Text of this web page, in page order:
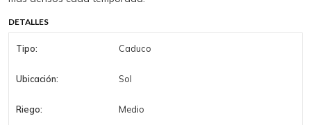
DETALLES
Tipo: Caduco
Ubicación: Sol
Riego: Medio